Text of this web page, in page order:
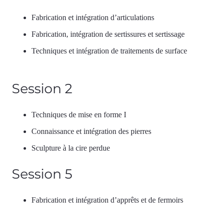
Fabrication et intégration d’articulations
Fabrication, intégration de sertissures et sertissage
Techniques et intégration de traitements de surface
Session 2
Techniques de mise en forme I
Connaissance et intégration des pierres
Sculpture à la cire perdue
Session 5
Fabrication et intégration d’apprêts et de fermoirs